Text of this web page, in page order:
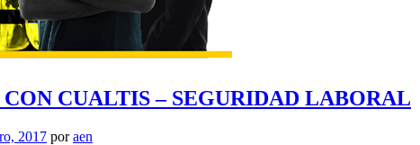
CUALTIS – SEGURIDAD LABORAL
2017 poraen